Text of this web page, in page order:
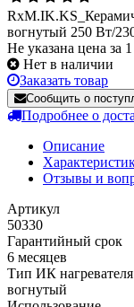
вогнутый 250 Вт/
Не указана цена за 1
Нет в наличии
Заказать товар
Сообщить о
Подробнее о
Описание
Отзывы и
Артикул
50330
Гарантийный срок
6 месяцев
Тип ИК нагревателя
вогнутый